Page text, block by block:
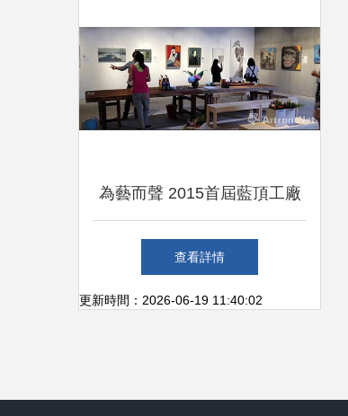
為藝而聲 2015首屆藍頂工廠
藝術節啟動，開啟成都文化新
地標
查看詳情
更新時間：2026-06-19 11:40:02